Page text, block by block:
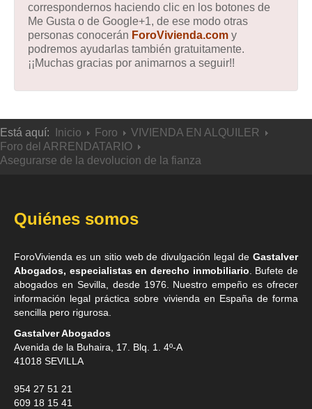
correspondernos haciendo clic en los botones de
Me Gusta o de Google+1, de ese modo otras
personas conocerán ForoVivienda.com y
podremos ayudarlas también gratuitamente.
¡¡Muchas gracias por animarnos a seguir!!
Está aquí: Inicio Foro
VIVIENDA EN ALQUILER
Foro del ARRENDATARIO
Asegurarse de la devolucion de la fianza
Quiénes somos
ForoVivienda es un sitio web de divulgación legal de Gastalver
Abogados, especialistas en derecho inmobiliario . Bufete de
abogados en Sevilla , desde 1976. Nuestro empeño es ofrecer
información legal práctica sobre vivienda en España de forma
sencilla pero rigurosa.
Gastalver Abogados
Avenida de la Buhaira, 17. Blq. 1. 4º-A
41018 SEVILLA
954 27 51 21
609 18 15 41